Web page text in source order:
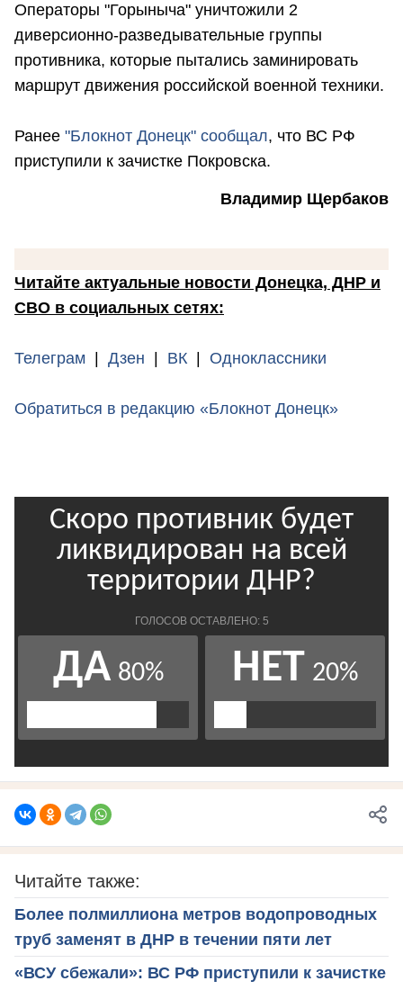
Операторы "Горыныча" уничтожили 2
диверсионно-разведывательные группы
противника, которые пытались заминировать
маршрут движения российской военной техники.
Ранее "Блокнот Донецк" сообщал, что ВС РФ
приступили к зачистке Покровска.
Владимир Щербаков
Читайте актуальные новости Донецка, ДНР и
СВО в социальных сетях:
Телеграм | Дзен | ВК | Одноклассники
Обратиться в редакцию «Блокнот Донецк»
Читайте также:
Более полмиллиона метров водопроводных
труб заменят в ДНР в течении пяти лет
«ВСУ сбежали»: ВС РФ приступили к зачистке